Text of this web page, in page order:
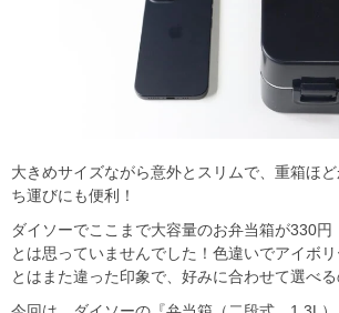
大きめサイズながら意外とスリムで、重箱ほ
ち運びにも便利！
ダイソーでここまで大容量のお弁当箱が330円
とは思っていませんでした！色違いでアイボ
とはまた違った印象で、好みに合わせて選べる